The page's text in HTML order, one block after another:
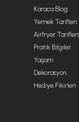
Karaca Blog
Yemek Tarifleri
Airfryer Tarifleri
Pratik Bilgiler
Yaşam
Dekorasyon
Hediye Fikirleri